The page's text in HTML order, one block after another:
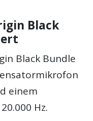
Black
Black Bundle
einem
Hz.